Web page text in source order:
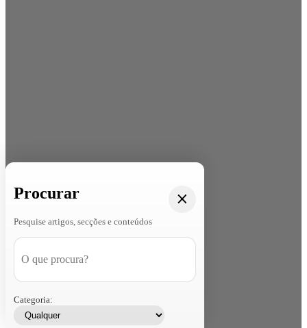
Procurar
Pesquise artigos, secções e conteúdos
Categoria: